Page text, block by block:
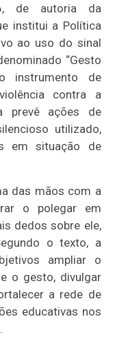
de autoria da
institui a Política
ao uso do sinal
“Gesto
instrumento de
contra a
prevê ações de
utilizado,
em situação de
das mãos com a
o polegar em
dedos sobre ele,
o texto, a
ampliar o
o gesto, divulgar
a rede de
educativas nos